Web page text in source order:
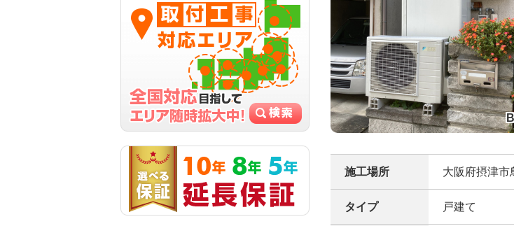
施工場所 大阪府摂津市
タイプ 戸建て